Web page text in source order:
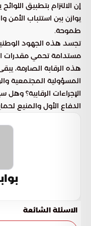
إن الالتزام بتطبيق
يوازن بين استتباب الأمن
طموحة.
تجسد هذه الجهود
مستدامة تحمي مقدرات
هذه الرقابة الصارمة،
المسؤولية المجتمعية
الإجراءات الرقابية؟
الدفاع الأول والمنيع
الاسئلة الشائعة